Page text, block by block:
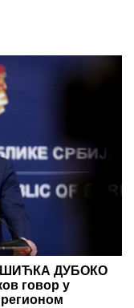
ДУБОКО
говор у